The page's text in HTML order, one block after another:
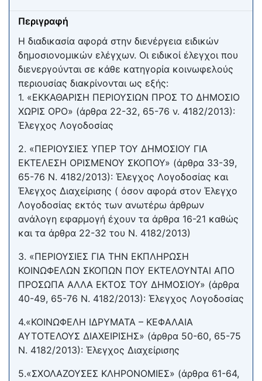
Περιγραφή
Η διαδικασία αφορά στην διενέργεια ειδικών
δημοσιονομικών ελέγχων. Οι ειδικοί έλεγχοι που
διενεργούνται σε κάθε κατηγορία κοινωφελούς
περιουσίας διακρίνονται ως εξής:
1. «ΕΚΚΑΘΑΡΙΣΗ ΠΕΡΙΟΥΣΙΩΝ ΠΡΟΣ ΤΟ ΔΗΜΟΣΙΟ
ΧΩΡΙΣ ΟΡΟ» (άρθρα 22-32, 65-76 ν. 4182/2013):
Έλεγχος Λογοδοσίας
2. «ΠΕΡΙΟΥΣΙΕΣ ΥΠΕΡ ΤΟΥ ΔΗΜΟΣΙΟΥ ΓΙΑ
ΕΚΤΕΛΕΣΗ ΟΡΙΣΜΕΝΟΥ ΣΚΟΠΟΥ» (άρθρα 33-39,
65-76 Ν. 4182/2013): Έλεγχος Λογοδοσίας και
Έλεγχος Διαχείρισης ( όσον αφορά στον Έλεγχο
Λογοδοσίας εκτός των ανωτέρω άρθρων
ανάλογη εφαρμογή έχουν τα άρθρα 16-21 καθώς
και τα άρθρα 22-32 του Ν. 4182/2013)
3. «ΠΕΡΙΟΥΣΙΕΣ ΓΙΑ ΤΗΝ ΕΚΠΛΗΡΩΣΗ
ΚΟΙΝΩΦΕΛΩΝ ΣΚΟΠΩΝ ΠΟΥ ΕΚΤΕΛΟΥΝΤΑΙ ΑΠΟ
ΠΡΟΣΩΠΑ ΑΛΛΑ ΕΚΤΟΣ ΤΟΥ ΔΗΜΟΣΙΟΥ» (άρθρα
40-49, 65-76 Ν. 4182/2013): Έλεγχος Λογοδοσίας
4.«ΚΟΙΝΩΦΕΛΗ ΙΔΡΥΜΑΤΑ – ΚΕΦΑΛΑΙΑ
ΑΥΤΟΤΕΛΟΥΣ ΔΙΑΧΕΙΡΙΣΗΣ» (άρθρα 50-60, 65-75
Ν. 4182/2013): Έλεγχος Διαχείρισης
5.«ΣΧΟΛΑΖΟΥΣΕΣ ΚΛΗΡΟΝΟΜΙΕΣ» (άρθρα 61-64,